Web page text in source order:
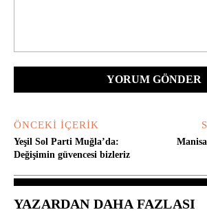
ÖNCEKI İÇERIK
Yeşil Sol Parti Muğla’da:
Değişimin güvencesi bizleriz
YAZARDAN DAHA FAZLASI